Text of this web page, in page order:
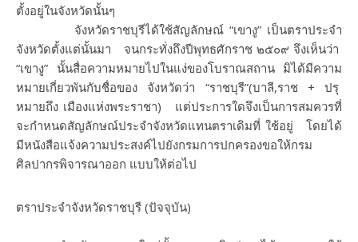
ตั้งอยู่ในจังหวัดนั้นๆ
จังหวัดราชบุรีได้ใช้สัญลักษณ์ “เขางู” เป็นตราประจำ
จังหวัดตั้งแต่นั้นมา จนกระทั่งถึงปีพุทธศักราช ๒๕๐๙ จึงเห็นว่า
“เขางู” นั้นสื่อความหมายไปในแง่ของโบราณสถาน มิได้มีความ
หมายเกี่ยวพันกับชื่อของ จังหวัดว่า “ราชบุรี”(บาลี,ราช + ปรุ
หมายถึง เมืองแห่งพระราชา) แต่ประการใดจึงเป็นการสมควรที่
จะกำหนดสัญลักษณ์ประจำจังหวัดแทนตราเดิมที่ ใช้อยู่ โดยได้
มีหนังสือแจ้งความประสงค์ไปยังกรมการปกครองขอให้กรม
ศิลปากรพิจารณาออก แบบให้ต่อไป
ตราประจำจังหวัดราชบุรี (ปัจจุบัน)